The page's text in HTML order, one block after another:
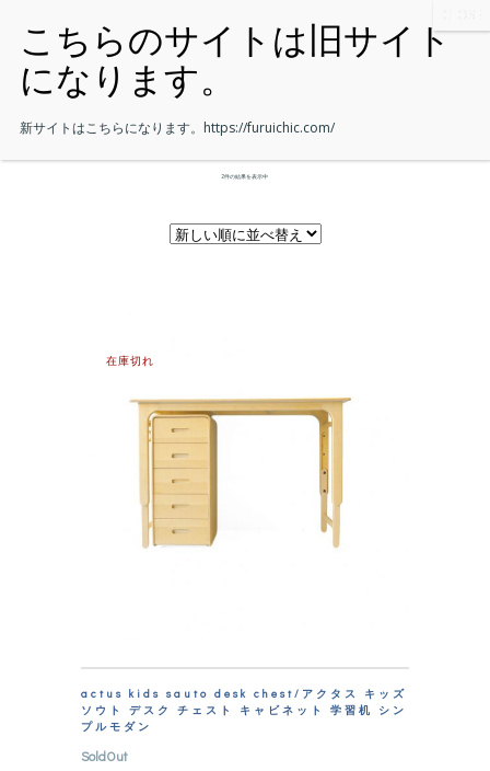
2件の結果を表示中
在庫切れ
actus kids sauto desk chest/アクタス キッズ
ソウト デスク チェスト キャビネット 学習机 シン
プルモダン
SoldOut
新サイトはこちらになります。 https://furuichic.com/